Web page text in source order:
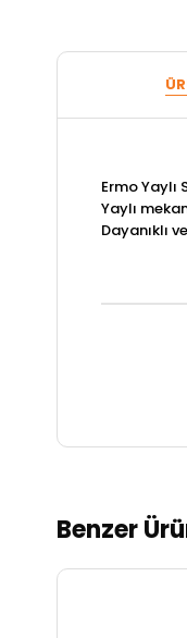
Ermo Yaylı
Yaylı
Dayanıklı
Benzer